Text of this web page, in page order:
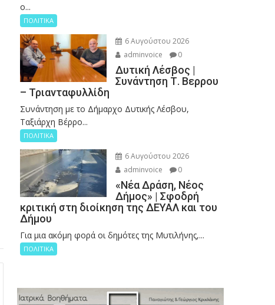
ο...
ΠΟΛΙΤΙΚΑ
6 Αυγούστου 2026
adminvoice
0
Δυτική Λέσβος |
Συνάντηση Τ. Βερρου
– Τριανταφυλλίδη
Συνάντηση με το Δήμαρχο Δυτικής Λέσβου,
Ταξιάρχη Βέρρο...
ΠΟΛΙΤΙΚΑ
6 Αυγούστου 2026
adminvoice
0
«Νέα Δράση, Νέος
Δήμος» | Σφοδρή
κριτική στη διοίκηση της ΔΕΥΑΛ και του
Δήμου
Για μια ακόμη φορά οι δημότες της Μυτιλήνης,...
ΠΟΛΙΤΙΚΑ